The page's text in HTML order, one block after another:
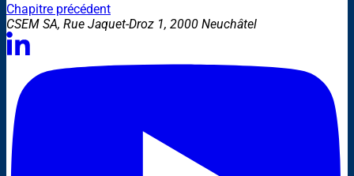
Chapitre précédent
CSEM SA, Rue Jaquet-Droz 1, 2000 Neuchâtel